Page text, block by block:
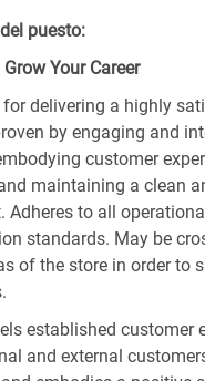
puesto:
Your Career
for delivering a highly
by engaging and
customer
maintaining a clean
Adheres to all
standards. May be
of the store in order to
established customer
and external